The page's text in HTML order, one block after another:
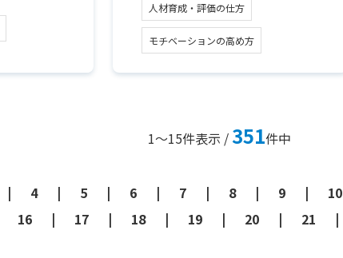
人材育成・評価の仕方
モチベーションの高め方
1～15件表示 / 351件中
4 5 6 7 8 9 10
16 17 18 19 20 21